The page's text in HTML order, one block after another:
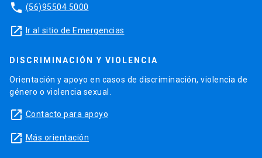
phone (56)95504 5000
launch Ir al sitio de Emergencias
DISCRIMINACIÓN Y VIOLENCIA
Orientación y apoyo en casos de discriminación, violencia de
género o violencia sexual.
launch Contacto para apoyo
launch Más orientación